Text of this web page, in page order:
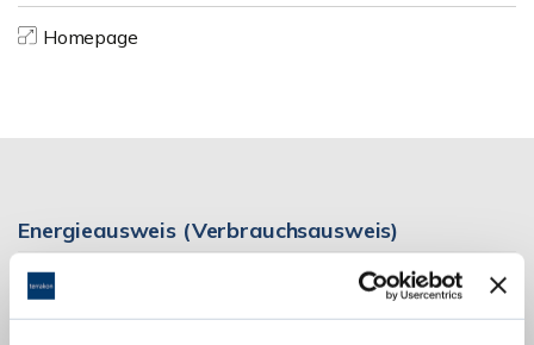
Homepage
Energieausweis (Verbrauchsausweis)